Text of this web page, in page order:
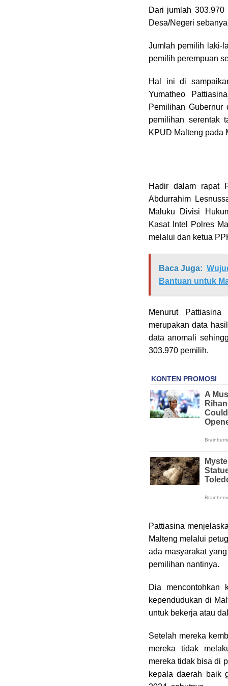
Dari jumlah
Desa/Negeri
Jumlah pemilih laki-
pemilih perempuan
Hal ini di
Yumatheo
Pemilihan Gubernur
pemilihan serentak
KPUD Malteng pada
Hadir dalam rapat
Abdurrahim
Maluku Divisi
Kasat Intel Polres
melalui dan ketua
Baca Juga:
Bantuan untuk
Menurut
merupakan data
data anomali
303.970 pemilih.
Pattiasina
Malteng melalui
ada masyarakat
pemilihan nantinya.
Dia mencontohkan
kependudukan di
untuk bekerja atau
Setelah mereka
mereka tidak
mereka tidak bisa di
kepala daerah baik